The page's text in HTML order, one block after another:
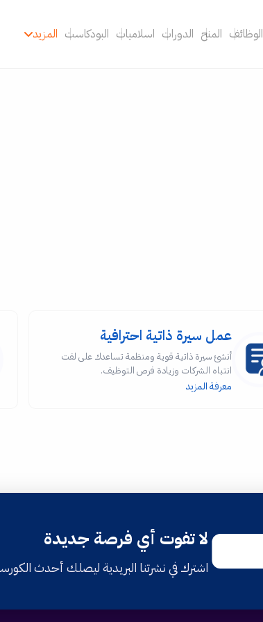
الوظائف المنح الدورات اسلاميات البودكاست المزيد
عمل سيرة ذاتية احترافية
أنشئ سيرة ذاتية قوية ومنظمة تساعدك على لفت
انتباه الشركات وزيادة فرص التوظيف.
معرفة المزيد
لا تفوت أي فرصة جديدة
اشترك في نشرتنا البريدية ليصلك أحدث